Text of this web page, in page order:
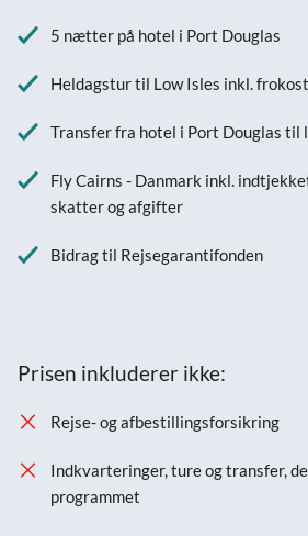
5 nætter på hotel i Port Douglas
Heldagstur til Low Isles inkl. frokost
Transfer fra hotel i Port Douglas til
Fly Cairns - Danmark inkl.
skatter og afgifter
Bidrag til Rejsegarantifonden
Prisen inkluderer ikke:
Rejse- og afbestillingsforsikring
Indkvarteringer, ture og transfer,
programmet